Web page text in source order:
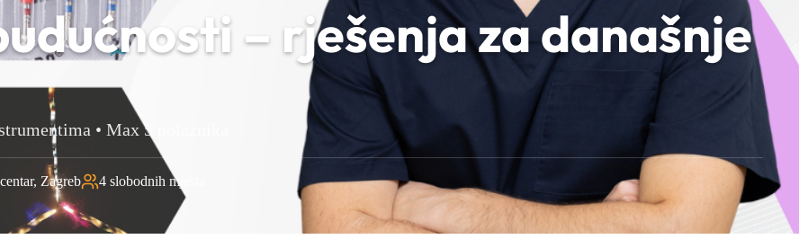
– rješenja za današnje
• Max 5 polaznika
Zagreb 4 slobodnih mjesta